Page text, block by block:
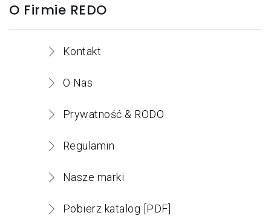
O Firmie REDO
Kontakt
O Nas
Prywatność & RODO
Regulamin
Nasze marki
Pobierz katalog [PDF]